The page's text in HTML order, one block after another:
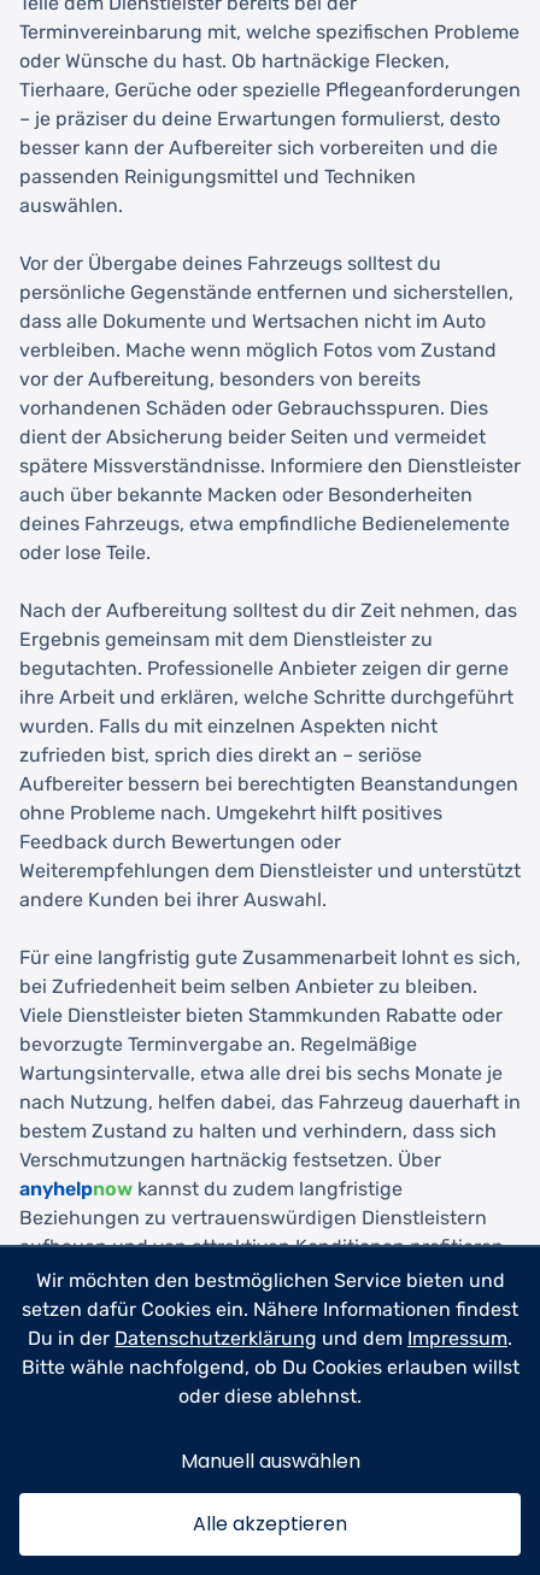
Terminvereinbarung mit, welche spezifischen Probleme
oder Wünsche du hast. Ob hartnäckige Flecken,
Tierhaare, Gerüche oder spezielle Pflegeanforderungen
– je präziser du deine Erwartungen formulierst, desto
besser kann der Aufbereiter sich vorbereiten und die
passenden Reinigungsmittel und Techniken
auswählen.
Vor der Übergabe deines Fahrzeugs solltest du
persönliche Gegenstände entfernen und sicherstellen,
dass alle Dokumente und Wertsachen nicht im Auto
verbleiben. Mache wenn möglich Fotos vom Zustand
vor der Aufbereitung, besonders von bereits
vorhandenen Schäden oder Gebrauchsspuren. Dies
dient der Absicherung beider Seiten und vermeidet
spätere Missverständnisse. Informiere den Dienstleister
auch über bekannte Macken oder Besonderheiten
deines Fahrzeugs, etwa empfindliche Bedienelemente
oder lose Teile.
Nach der Aufbereitung solltest du dir Zeit nehmen, das
Ergebnis gemeinsam mit dem Dienstleister zu
begutachten. Professionelle Anbieter zeigen dir gerne
ihre Arbeit und erklären, welche Schritte durchgeführt
wurden. Falls du mit einzelnen Aspekten nicht
zufrieden bist, sprich dies direkt an – seriöse
Aufbereiter bessern bei berechtigten Beanstandungen
ohne Probleme nach. Umgekehrt hilft positives
Feedback durch Bewertungen oder
Weiterempfehlungen dem Dienstleister und unterstützt
andere Kunden bei ihrer Auswahl.
Für eine langfristig gute Zusammenarbeit lohnt es sich,
bei Zufriedenheit beim selben Anbieter zu bleiben.
Viele Dienstleister bieten Stammkunden Rabatte oder
bevorzugte Terminvergabe an. Regelmäßige
Wartungsintervalle, etwa alle drei bis sechs Monate je
nach Nutzung, helfen dabei, das Fahrzeug dauerhaft in
bestem Zustand zu halten und verhindern, dass sich
Verschmutzungen hartnäckig festsetzen. Über
anyhelpnow kannst du zudem langfristige
Beziehungen zu vertrauenswürdigen Dienstleistern
aufbauen und von attraktiven Konditionen profitieren.
Angebot einholen
Zukunftstrends in der
Autoaufbereitung
Wir möchten den bestmöglichen Service bieten und
setzen dafür Cookies ein. Nähere Informationen findest
Du in der Datenschutzerklärung und dem Impressum.
Bitte wähle nachfolgend, ob Du Cookies erlauben willst
oder diese ablehnst.
Manuell auswählen
Alle akzeptieren